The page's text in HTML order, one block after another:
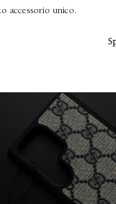
accessorio unico.